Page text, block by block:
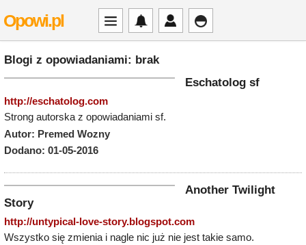
Opowi.pl
Blogi z opowiadaniami: brak
Eschatolog sf
http://eschatolog.com
Strong autorska z opowiadaniami sf.
Autor: Premed Wozny
Dodano: 01-05-2016
Another Twilight
Story
http://untypical-love-story.blogspot.com
Wszystko się zmienia i nagle nic już nie jest takie samo.